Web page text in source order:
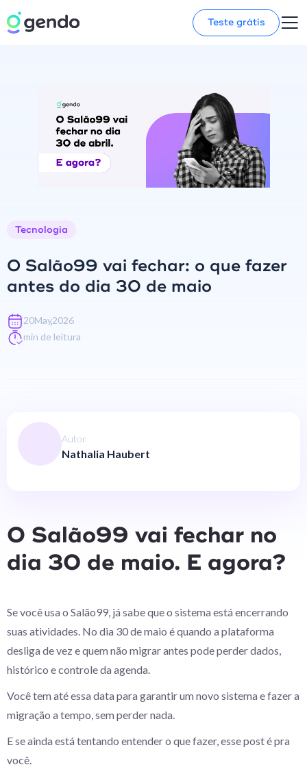
Teste grátis
Tecnologia
O Salão99 vai fechar: o que fazer
antes do dia 30 de maio
20May,2026
min de leitura
Autor
Nathalia Haubert
O Salão99 vai fechar no
dia 30 de maio. E agora?
Se você usa o Salão99, já sabe que o sistema está encerrando
suas atividades. No dia 30 de maio é quando a plataforma
desliga de vez e quem não migrar antes pode perder dados,
histórico e controle da agenda.
Você tem até essa data para garantir um novo sistema e fazer a
migração a tempo, sem perder nada.
E se ainda está tentando entender o que fazer, esse post é pra
você.